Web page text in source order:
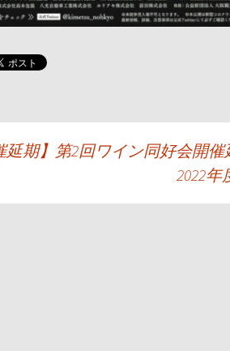
延期】第2回ワイン同好会開催
2022